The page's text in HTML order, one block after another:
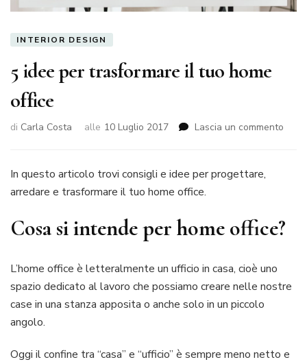
INTERIOR DESIGN
5 idee per trasformare il tuo home
office
di Carla Costa alle 10 Luglio 2017 Lascia un commento
home
In questo articolo trovi consigli e idee per progettare,
arredare e trasformare il tuo home office.
Cosa si intende per home office?
L’home office è letteralmente un ufficio in casa, cioè uno
spazio dedicato al lavoro che possiamo creare nelle nostre
case in una stanza apposita o anche solo in un piccolo
angolo.
Oggi il confine tra “casa” e “ufficio” è sempre meno netto e